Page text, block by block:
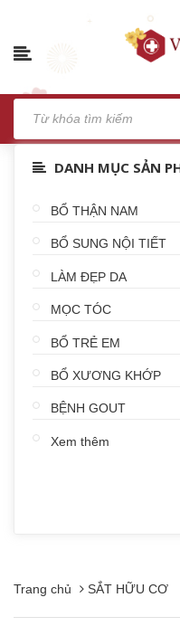
DANH MỤC SẢN
BỔ THẬN NAM
BỔ SUNG NỘI TIẾT
LÀM ĐẸP DA
MỌC TÓC
BỔ TRẺ EM
BỔ XƯƠNG KHỚP
BỆNH GOUT
Xem thêm
Trang chủ SẮT HỮU CƠ